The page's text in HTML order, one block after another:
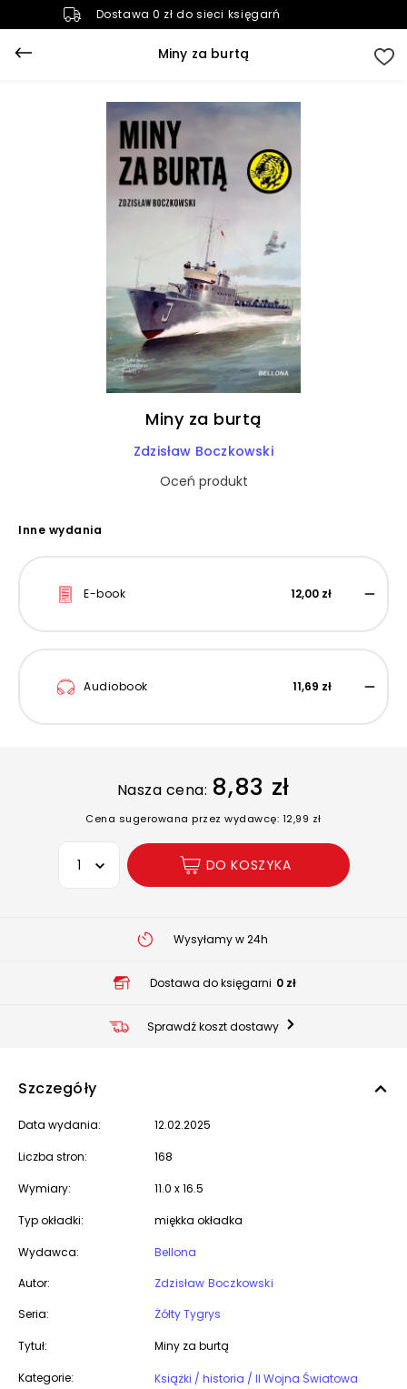
Dostawa 0 zł do sieci księgarń
Miny za burtą
Miny za burtą
Zdzisław Boczkowski
Oceń produkt
Inne wydania
E-book 12,00 zł
Audiobook 11,69 zł
Nasza cena: 8,83 zł
Cena sugerowana przez wydawcę: 12,99 zł
Wybierz opcję
DO KOSZYKA
Wysyłamy w 24h
Dostawa do księgarni 0 zł
Sprawdź koszt dostawy
Szczegóły
Data wydania: 12.02.2025
Liczba stron: 168
Wymiary: 11.0 x 16.5
Typ okładki: miękka okładka
Wydawca:
Bellona
Autor:
Zdzisław Boczkowski
Seria:
Żółty Tygrys
Tytuł: Miny za burtą
Kategorie:
Książki / historia / II Wojna Światowa